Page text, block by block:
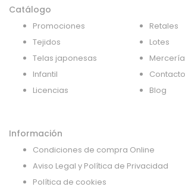
Catálogo
Promociones
Tejidos
Telas japonesas
Infantil
Licencias
Retales
Lotes
Mercería
Contacto
Blog
Información
Condiciones de compra Online
Aviso Legal y Política de Privacidad
Política de cookies